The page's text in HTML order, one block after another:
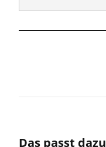
Das passt dazu